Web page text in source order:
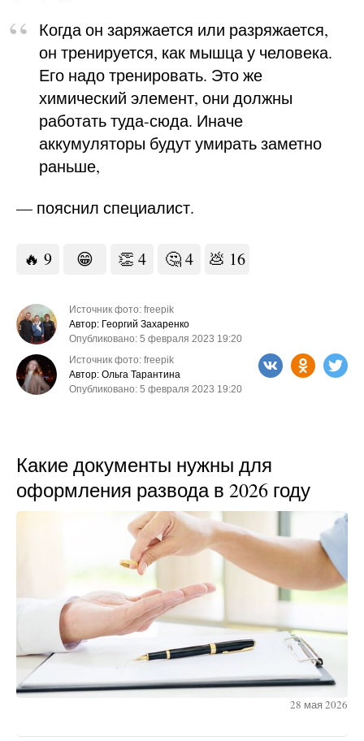
Когда он заряжается или разряжается,
он тренируется, как мышца у человека.
Его надо тренировать. Это же
химический элемент, они должны
работать туда-сюда. Иначе
аккумуляторы будут умирать заметно
раньше,
— пояснил специалист.
🔥 9 😁 👏 4 🤔4 💩 16
Источник фото: freepik
Автор: Георгий Захаренко
Опубликовано: 5 февраля 2023 19:20
Источник фото: freepik
Автор: Ольга Тарантина
Опубликовано: 5 февраля 2023 19:20
Какие документы нужны для
оформления развода в 2026 году
28 мая 2026